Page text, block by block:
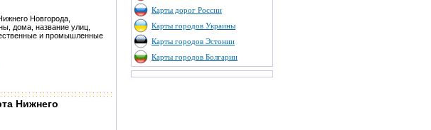
Новгорода,
дома, название улиц,
и промышленные
Нижнего
Карты дорог России
Карты городов Украины
Карты городов Эстонии
Карты городов Болгарии